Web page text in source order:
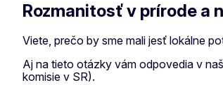
Rozmanitosť v prírode a
Viete, prečo by sme mali jesť lokálne
Aj na tieto otázky vám odpovedia v
komisie v SR).